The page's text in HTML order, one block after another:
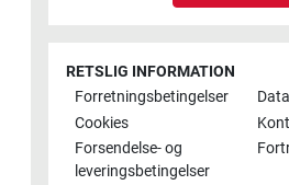
RETSLIG INFORMATION
Forretningsbetingelser
Cookies
Forsendelse- og
leveringsbetingelser